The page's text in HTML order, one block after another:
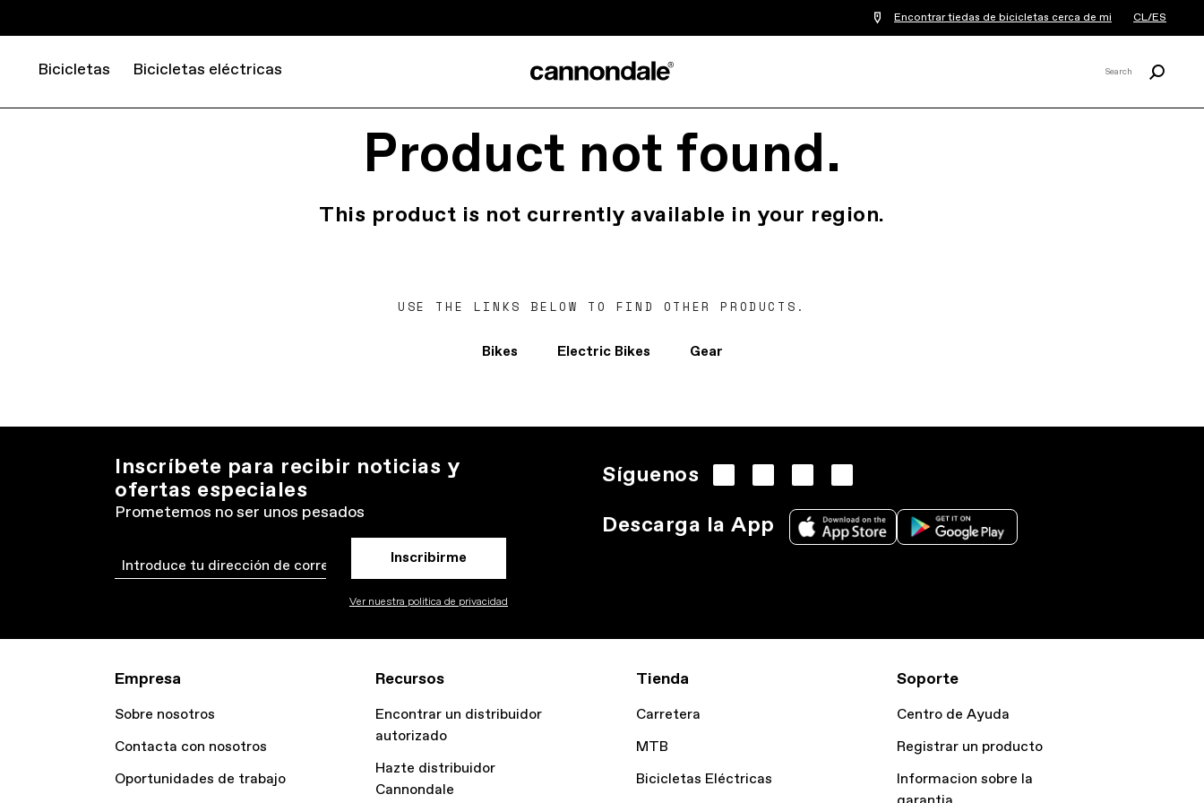
Encontrar tiedas de bicicletas cerca de mi CL/ES
Bicicletas Bicicletas eléctricas Search
Product not found.
This product is not currently available in your region.
USE THE LINKS BELOW TO FIND OTHER PRODUCTS.
Bikes Electric Bikes Gear
Inscríbete para recibir noticias y
ofertas especiales
Prometemos no ser unos pesados
Email Inscribirme
Ver nuestra politica de privacidad
Síguenos
Descarga la App
Empresa
Sobre nosotros
Contacta con nosotros
Oportunidades de trabajo
Recursos
Encontrar un distribuidor
autorizado
Hazte distribuidor
Cannondale
Tienda
Carretera
MTB
Bicicletas Eléctricas
Soporte
Centro de Ayuda
Registrar un producto
Informacion sobre la